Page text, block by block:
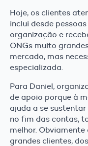
Hoje, os clientes
inclui desde
organização e
ONGs muito
mercado, mas
especializada.
Para Daniel,
de apoio porque à
ajuda a se
no fim das contas,
melhor.
grandes clientes,